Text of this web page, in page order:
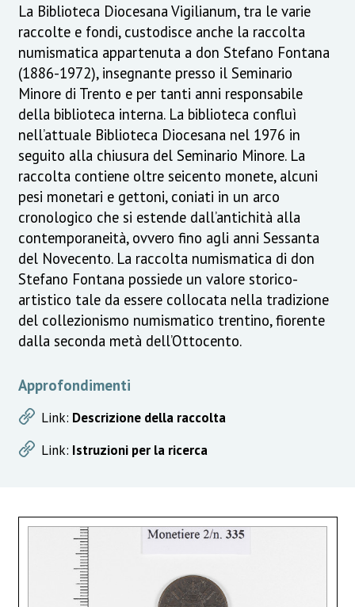
La Biblioteca Diocesana Vigilianum, tra le varie
raccolte e fondi, custodisce anche la raccolta
numismatica appartenuta a don Stefano Fontana
(1886-1972), insegnante presso il Seminario
Minore di Trento e per tanti anni responsabile
della biblioteca interna. La biblioteca confluì
nell’attuale Biblioteca Diocesana nel 1976 in
seguito alla chiusura del Seminario Minore. La
raccolta contiene oltre seicento monete, alcuni
pesi monetari e gettoni, coniati in un arco
cronologico che si estende dall’antichità alla
contemporaneità, ovvero fino agli anni Sessanta
del Novecento. La raccolta numismatica di don
Stefano Fontana possiede un valore storico-
artistico tale da essere collocata nella tradizione
del collezionismo numismatico trentino, fiorente
dalla seconda metà dell’Ottocento.
Approfondimenti
Link: Descrizione della raccolta
Link: Istruzioni per la ricerca